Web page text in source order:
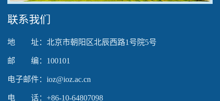
联系我们
地 址：北京市朝阳区北辰西路1号院5号
邮 编：100101
电子邮件：ioz@ioz.ac.cn
电 话：+86-10-64807098